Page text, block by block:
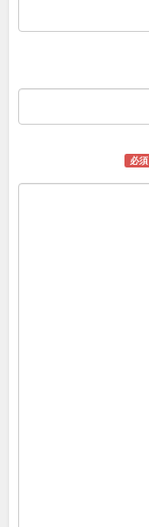
必須